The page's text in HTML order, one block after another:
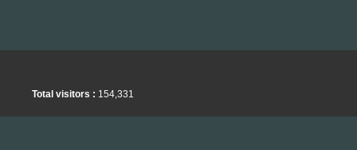
Total visitors : 154,331